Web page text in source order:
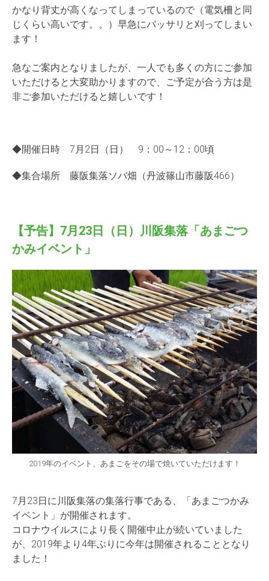
かなり背丈が高くなってしまっているので（電気柵と同
じくらい高いです。。）早急にバッサリと刈ってしまい
ます！
急なご案内となりましたが、一人でも多くの方にご参加
いただけると大変助かりますので、ご予定が合う方は是
非ご参加いただけると嬉しいです！
◆開催日時 7月2日（日） 9：00～12：00頃
◆集合場所 藤阪集落ソバ畑（丹波篠山市藤阪466）
【予告】7月23日（日）川阪集落「あまごつ
かみイベント」
2019年のイベント、あまごをその場で焼いていただけます！
7月23日に川阪集落の集落行事である、「あまごつかみ
イベント」が開催されます。
コロナウイルスにより長く開催中止が続いていました
が、2019年より4年ぶりに今年は開催されることとなり
ました！